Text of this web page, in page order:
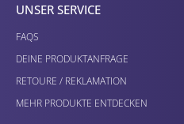
UNSER SERVICE
FAQS
DEINE PRODUKTANFRAGE
RETOURE / REKLAMATION
MEHR PRODUKTE ENTDECKEN